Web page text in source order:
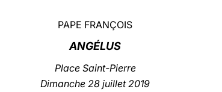
PAPE FRANÇOIS
ANGÉLUS
Place Saint-Pierre
Dimanche 28 juillet 2019